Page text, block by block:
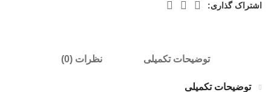
اشتراک گذاری:
توضیحات تکمیلی نظرات (0)
توضیحات تکمیلی